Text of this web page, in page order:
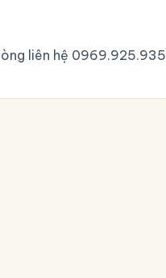
liên hệ 0969.925.935